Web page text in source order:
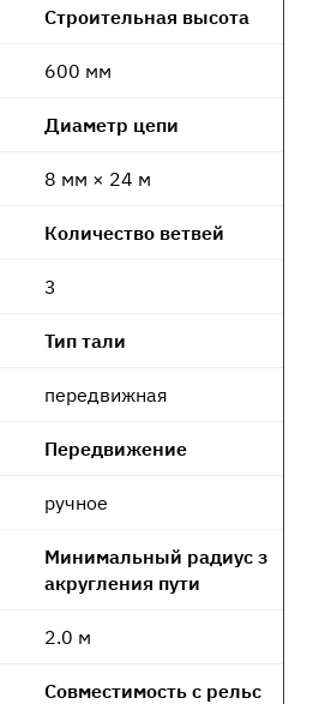
Строительная высота
600 мм
Диаметр цепи
8 мм × 24 м
Количество ветвей
3
Тип тали
передвижная
Передвижение
ручное
Минимальный радиус з
акругления пути
2.0 м
Совместимость с рельс